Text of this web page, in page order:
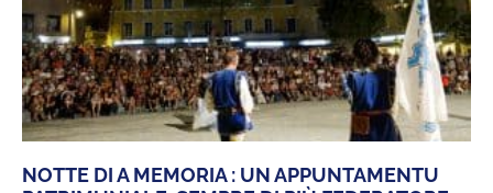
NOTTE DI A MEMORIA : UN APPUNTAMENTU